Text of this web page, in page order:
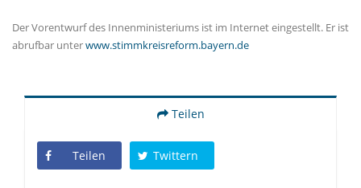
Der Vorentwurf des Innenministeriums ist im Internet eingestellt. Er ist
abrufbar unterwww.stimmkreisreform.bayern.de
Teilen
Teilen Twittern